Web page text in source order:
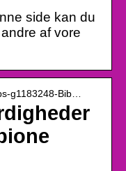
side kan du
af vore
g1183248-Bib…